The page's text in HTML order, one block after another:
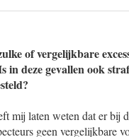
of vergelijkbare
in deze gevallen ook
mij laten weten dat er bij
geen vergelijkbare